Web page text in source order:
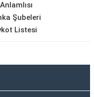
Şubeleri
Listesi